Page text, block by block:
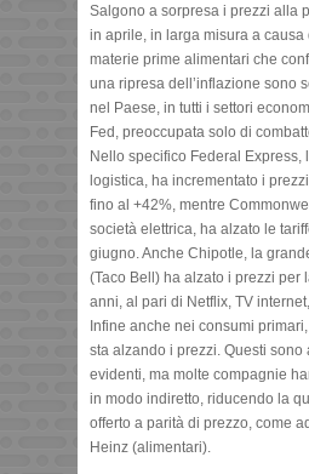
Salgono a sorpresa i prezzi alla
in aprile, in larga misura a causa
materie prime alimentari che
una ripresa dell’inflazione sono
nel Paese, in tutti i settori
Fed, preoccupata solo di
Nello specifico Federal Express,
logistica, ha incrementato i
fino al +42%, mentre
società elettrica, ha alzato le
giugno. Anche Chipotle, la
(Taco Bell) ha alzato i prezzi per
anni, al pari di Netflix, TV
Infine anche nei consumi
sta alzando i prezzi. Questi sono
evidenti, ma molte compagnie
in modo indiretto, riducendo la
offerto a parità di prezzo, come
Heinz (alimentari).